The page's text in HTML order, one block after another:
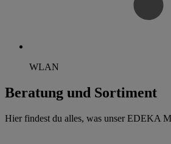
WLAN
Beratung und Sortiment
Hier findest du alles, was unser EDEKA